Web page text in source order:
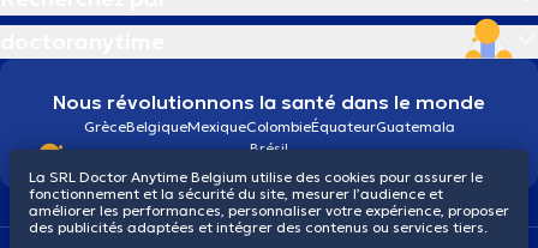
Nous révolutionnons la santé dans le monde
GrèceBelgiqueMexiqueColombieÉquateurGuatemala
Brésil
La SRL Doctor Anytime Belgium utilise des cookies pour assurer le
fonctionnement et la sécurité du site, mesurer l’audience et
améliorer les performances, personnaliser votre expérience, proposer
des publicités adaptées et intégrer des contenus ou services tiers.